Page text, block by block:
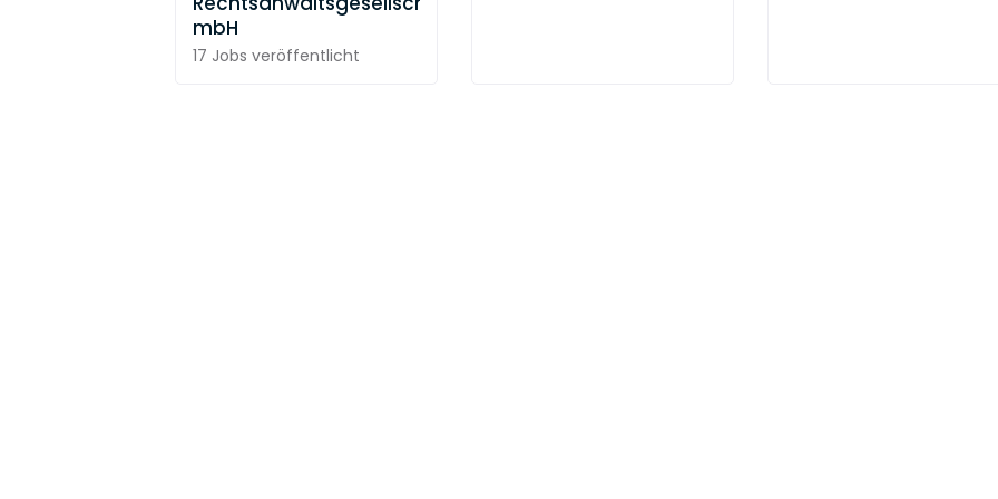
mbH
17 Jobs veröffentlicht